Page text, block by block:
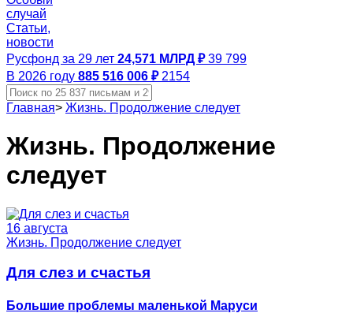
случай
Статьи,
новости
Русфонд за 29 лет 24,571 МЛРД ₽ 39 799
В 2026 году 885 516 006 ₽ 2154
Главная> Жизнь. Продолжение следует
Жизнь. Продолжение
следует
16 августа
Жизнь. Продолжение следует
Для слез и счастья
Большие проблемы маленькой Маруси